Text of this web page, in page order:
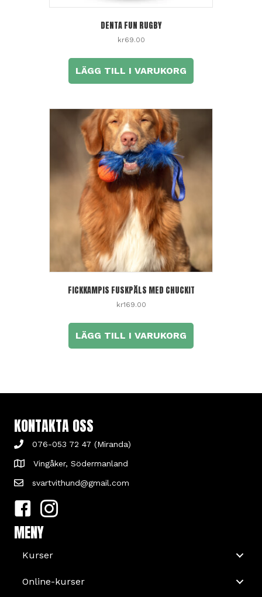
DENTA FUN RUGBY
kr69.00
LÄGG TILL I VARUKORG
FICKKAMPIS FUSKPÄLS MED CHUCKIT
kr169.00
LÄGG TILL I VARUKORG
KONTAKTA OSS
076-053 72 47 (Miranda)
Vingåker, Södermanland
svartvithund@gmail.com
MENY
Kurser
Online-kurser